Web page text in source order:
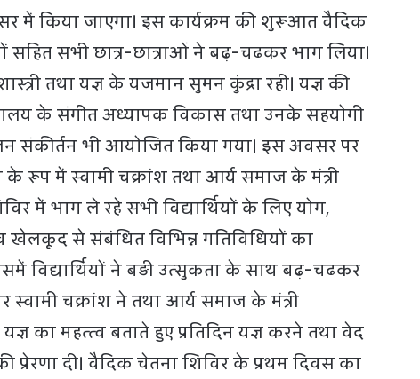
में किया जाएगा। इस कार्यक्रम की शुरूआत वैदिक
सहित सभी छात्र-छात्राओं ने बढ़-चढकर भाग लिया।
तथा यज्ञ के यजमान सुमन कुंद्रा रही। यज्ञ की
के संगीत अध्यापक विकास तथा उनके सहयोगी
संकीर्तन भी आयोजित किया गया। इस अवसर पर
रूप में स्वामी चक्रांश तथा आर्य समाज के मंत्री
में भाग ले रहे सभी विद्यार्थियों के लिए योग,
से संबंधित विभिन्न गतिविधियों का
विद्यार्थियों ने बड़ी उत्सुकता के साथ बढ़-चढकर
स्वामी चक्रांश ने तथा आर्य समाज के मंत्री
का महत्त्व बताते हुए प्रतिदिन यज्ञ करने तथा वेद
प्रेरणा दी। वैदिक चेतना शिविर के प्रथम दिवस का